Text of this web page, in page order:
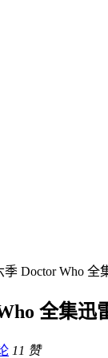
Doctor Who 全
全集迅
11 赞